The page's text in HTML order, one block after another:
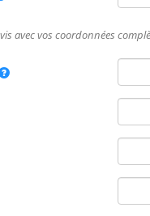
avec vos coordonnées